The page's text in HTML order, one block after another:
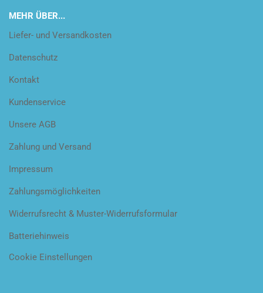
MEHR ÜBER...
Liefer- und Versandkosten
Datenschutz
Kontakt
Kundenservice
Unsere AGB
Zahlung und Versand
Impressum
Zahlungsmöglichkeiten
Widerrufsrecht & Muster-Widerrufsformular
Batteriehinweis
Cookie Einstellungen